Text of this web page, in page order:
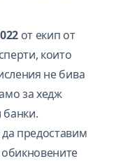
от екип от
които
не бива
за хедж
предоставим